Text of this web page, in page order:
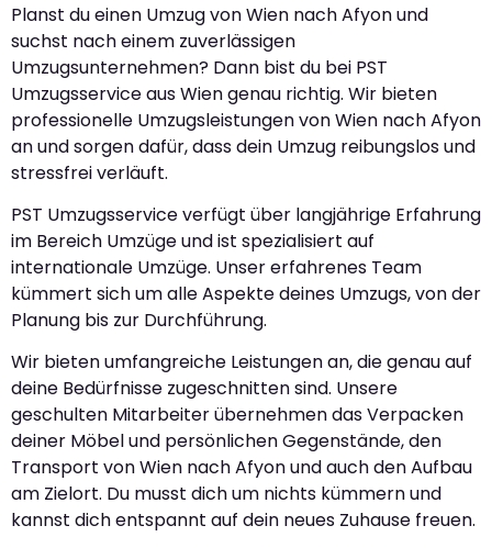
Planst du einen Umzug von Wien nach Afyon und
suchst nach einem zuverlässigen
Umzugsunternehmen? Dann bist du bei PST
Umzugsservice aus Wien genau richtig. Wir bieten
professionelle Umzugsleistungen von Wien nach Afyon
an und sorgen dafür, dass dein Umzug reibungslos und
stressfrei verläuft.
PST Umzugsservice verfügt über langjährige Erfahrung
im Bereich Umzüge und ist spezialisiert auf
internationale Umzüge. Unser erfahrenes Team
kümmert sich um alle Aspekte deines Umzugs, von der
Planung bis zur Durchführung.
Wir bieten umfangreiche Leistungen an, die genau auf
deine Bedürfnisse zugeschnitten sind. Unsere
geschulten Mitarbeiter übernehmen das Verpacken
deiner Möbel und persönlichen Gegenstände, den
Transport von Wien nach Afyon und auch den Aufbau
am Zielort. Du musst dich um nichts kümmern und
kannst dich entspannt auf dein neues Zuhause freuen.